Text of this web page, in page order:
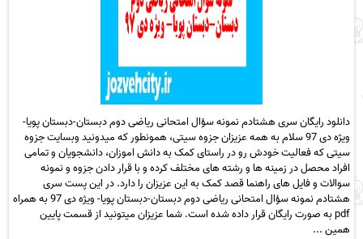
دانلود رایگان سری هشتادم نمونه سؤال امتحانی ریاضی دوم دبستان-دبستان پویا-
ویژه دی 97 سلام به همه عزیزان جزوه سیتی، همونطور که میدونید وبسایت جزوه
سیتی که فعالیت خودش رو در راستای کمک به دانش اموزان، دانشجویان و تمامی
افراد محصل در زمینه ها و رشته های مختلف کرده و با قرار دادن جزوه و نمونه
سوالات و فایل های راهنما قصد کمک به این عزیزان را دارد. در این پست سری
هشتادم نمونه سؤال امتحانی ریاضی دوم دبستان-دبستان پویا- ویژه دی 97 به همراه
pdf به صورت رایگان قرار داده شده است. شما عزیزان میتونید از قسمت پایین
همین ...